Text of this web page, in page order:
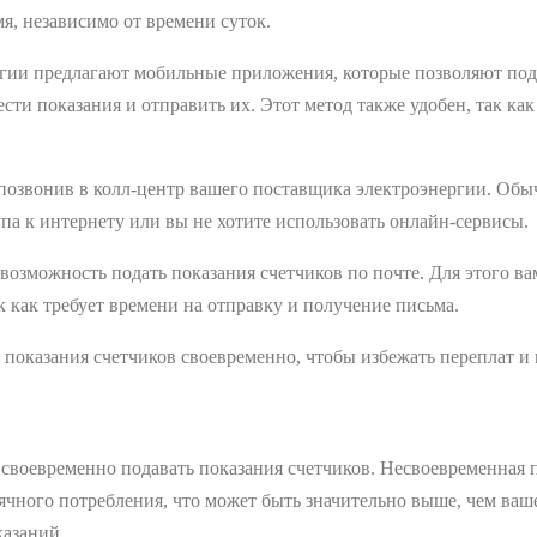
независимо от времени суток.
предлагают мобильные приложения, которые позволяют
показания и отправить их. Этот метод также удобен, так
в колл-центр вашего поставщика электроэнергии.
к интернету или вы не хотите использовать онлайн-сервисы.
подать показания счетчиков по почте. Для этого
требует времени на отправку и получение письма.
счетчиков своевременно, чтобы избежать переплат
подавать показания счетчиков.
потребления, что может быть значительно выше, чем